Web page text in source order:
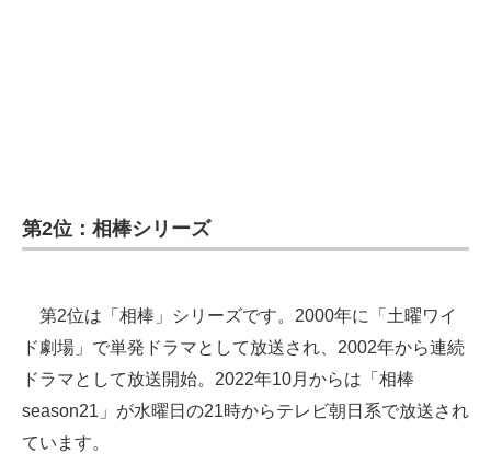
電子設計の基本と応用
建設×テクノロジーの最前線
ちょっと気になるネットの話題
第2位：相棒シリーズ
第2位は「相棒」シリーズです。2000年に「土曜ワイ
ド劇場」で単発ドラマとして放送され、2002年から連続
ドラマとして放送開始。2022年10月からは「相棒
season21」が水曜日の21時からテレビ朝日系で放送され
ています。